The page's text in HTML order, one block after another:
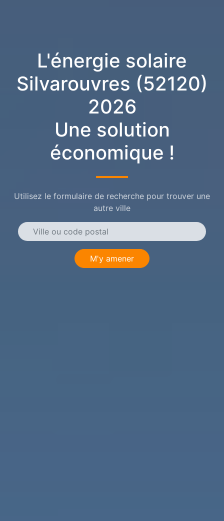
L'énergie solaire
Silvarouvres (52120)
2026
Une solution
économique !
Utilisez le formulaire de recherche pour trouver une
autre ville
M'y amener